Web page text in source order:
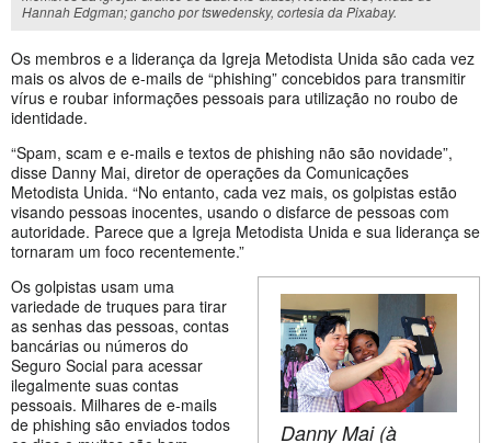
Hannah Edgman; gancho por tswedensky, cortesia da Pixabay.
Os membros e a liderança da Igreja Metodista Unida são cada vez
mais os alvos de e-mails de “phishing” concebidos para transmitir
vírus e roubar informações pessoais para utilização no roubo de
identidade.
“Spam, scam e e-mails e textos de phishing não são novidade”,
disse Danny Mai, diretor de operações da Comunicações
Metodista Unida. “No entanto, cada vez mais, os golpistas estão
visando pessoas inocentes, usando o disfarce de pessoas com
autoridade. Parece que a Igreja Metodista Unida e sua liderança se
tornaram um foco recentemente.”
Danny Mai (à
Os golpistas usam uma
variedade de truques para tirar
as senhas das pessoas, contas
bancárias ou números do
Seguro Social para acessar
ilegalmente suas contas
pessoais. Milhares de e-mails
de phishing são enviados todos